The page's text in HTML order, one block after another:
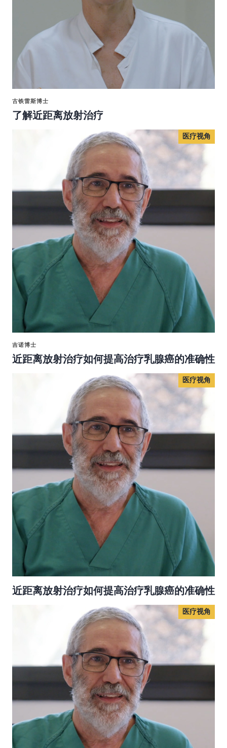
古铁雷斯博士
了解近距离放射治疗
医疗视角
医疗视角
吉诺博士
近距离放射治疗如何提高治疗乳腺癌的准确性
医疗视角
近距离放射治疗如何提高治疗乳腺癌的准确性
医疗视角